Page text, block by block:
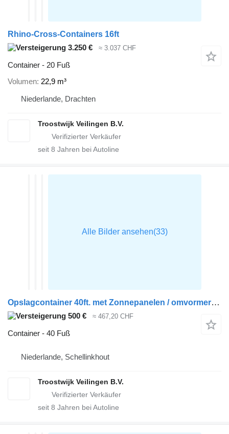
Rhino-Cross-Containers 16ft
3.250 €
≈ 3.037 CHF
Container - 20 Fuß
Volumen 22,9 m³
Niederlande, Drachten
Troostwijk Veilingen B.V.
seit 8 Jahren bei Autoline
Opslagcontainer 40ft. met Zonnepanelen / omvormer (3x)
500 € ≈ 467,20 CHF
Container - 40 Fuß
Niederlande, Schellinkhout
Troostwijk Veilingen B.V.
seit 8 Jahren bei Autoline